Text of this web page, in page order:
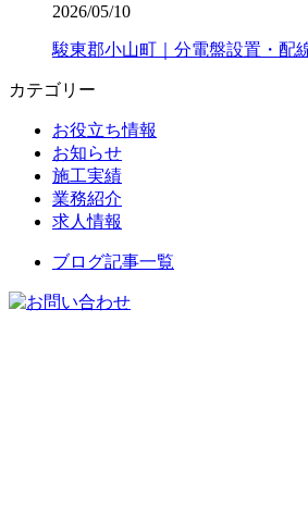
2026/05/10
駿東郡小山町｜分電盤設置・配
カテゴリー
お役立ち情報
お知らせ
施工実績
業務紹介
求人情報
ブログ記事一覧